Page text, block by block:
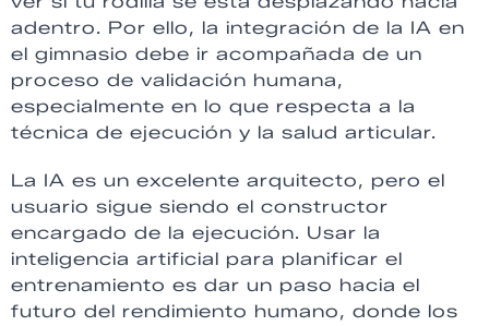
adentro. Por ello, la integración de la IA en
el gimnasio debe ir acompañada de un
proceso de validación humana,
especialmente en lo que respecta a la
técnica de ejecución y la salud articular.
La IA es un excelente arquitecto, pero el
usuario sigue siendo el constructor
encargado de la ejecución. Usar la
inteligencia artificial para planificar el
entrenamiento es dar un paso hacia el
futuro del rendimiento humano, donde los